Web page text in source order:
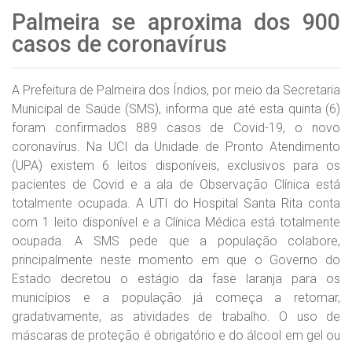
Palmeira se aproxima dos 900
casos de coronavírus
A Prefeitura de Palmeira dos Índios, por meio da Secretaria
Municipal de Saúde (SMS), informa que até esta quinta (6)
foram confirmados 889 casos de Covid-19, o novo
coronavírus. Na UCI da Unidade de Pronto Atendimento
(UPA) existem 6 leitos disponíveis, exclusivos para os
pacientes de Covid e a ala de Observação Clínica está
totalmente ocupada. A UTI do Hospital Santa Rita conta
com 1 leito disponível e a Clínica Médica está totalmente
ocupada. A SMS pede que a população colabore,
principalmente neste momento em que o Governo do
Estado decretou o estágio da fase laranja para os
municípios e a população já começa a retomar,
gradativamente, as atividades de trabalho. O uso de
máscaras de proteção é obrigatório e do álcool em gel ou